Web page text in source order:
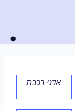
אדני רכבת